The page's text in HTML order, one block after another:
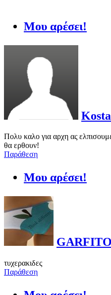
Μου αρέσει!
Πολυ καλο για αρχη ας
θα ερθουν!
Παράθεση
Μου αρέσει!
GARFITO
τυχερακιδες
Παράθεση